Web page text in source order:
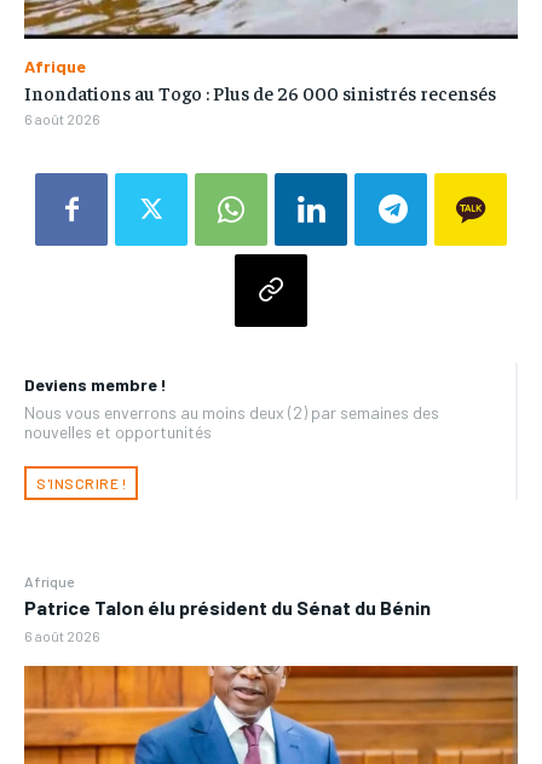
Deviens membre !
Nous vous enverrons au moins deux (2) par semaines des
nouvelles et opportunités
S'INSCRIRE !
Afrique
Patrice Talon élu président du Sénat du Bénin
6 août 2026
Afrique
Inondations au Togo : Plus de 26 000 sinistrés recensés
6 août 2026